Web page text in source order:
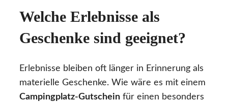
Welche Erlebnisse als
Geschenke sind geeignet?
Erlebnisse bleiben oft länger in Erinnerung als
materielle Geschenke. Wie wäre es mit einem
Campingplatz-Gutschein für einen besonders